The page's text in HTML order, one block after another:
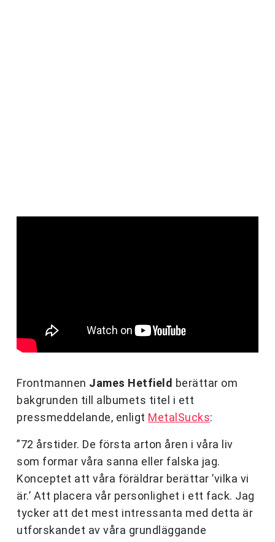
Frontmannen James Hetfield berättar om
bakgrunden till albumets titel i ett
pressmeddelande, enligt MetalSucks:
”72 årstider. De första arton åren i våra liv
som formar våra sanna eller falska jag.
Konceptet att våra föräldrar berättar ’vilka vi
är.’ Att placera vår personlighet i ett fack. Jag
tycker att det mest intressanta med detta är
utforskandet av våra grundläggande